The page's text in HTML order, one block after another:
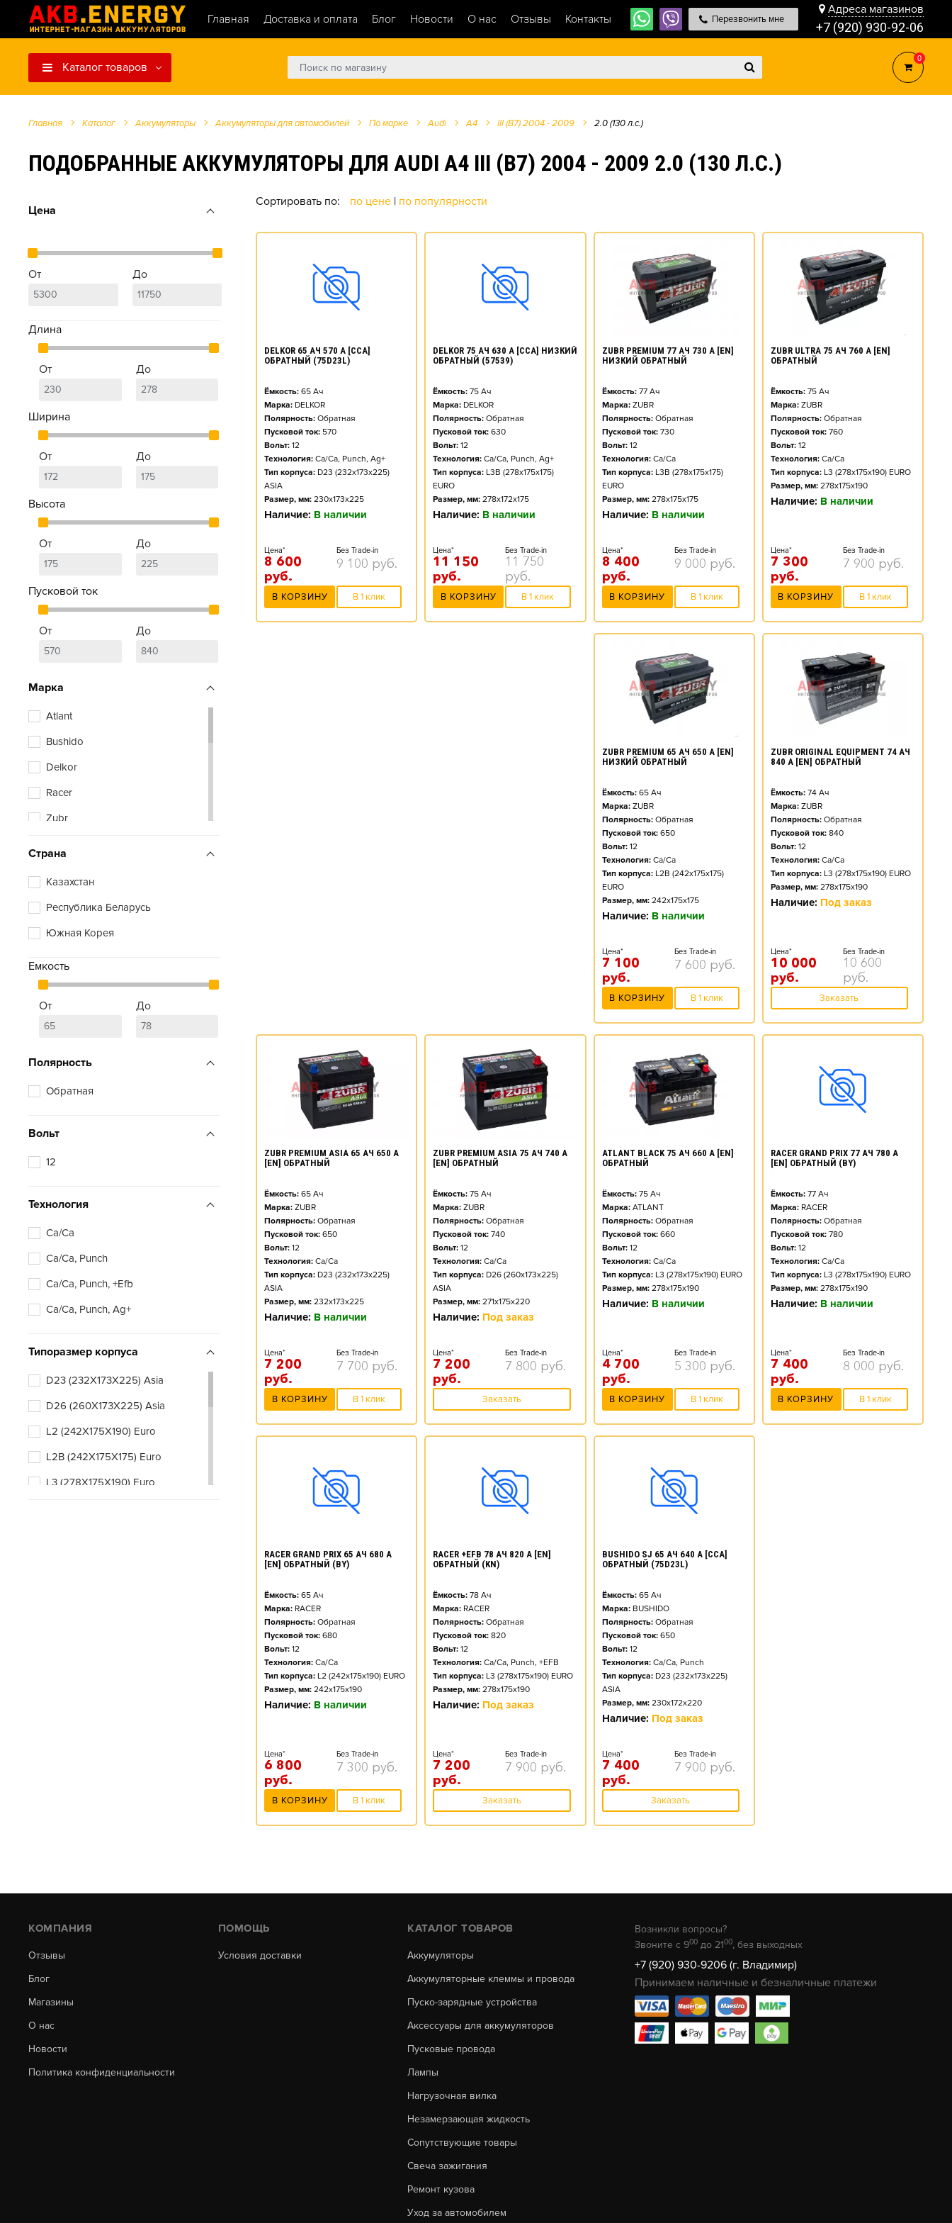
Главная Доставка и оплата Блог Новости О нас Отзывы Контакты Перезвонить мне
Адреса магазинов
+7 (920) 930-92-06
Каталог товаров
0
Главная Каталог Аккумуляторы Аккумуляторы для автомобилей По марке Audi A4 III (B7) 2004 - 2009 2.0 (130 л.с.)
ПОДОБРАННЫЕ АККУМУЛЯТОРЫ ДЛЯ AUDI A4 III (B7) 2004 - 2009 2.0 (130 Л.С.)
Цена
От До
Длина
От До
Ширина
От До
Высота
От До
Пусковой ток
От До
Марка
Atlant
Bushido
Delkor
Racer
Zubr
Страна
Казахстан
Республика Беларусь
Южная Корея
Емкость
От До
Полярность
Обратная
Вольт
12
Технология
Ca/Ca
Ca/Ca, Punch
Ca/Ca, Punch, +Efb
Ca/Ca, Punch, Ag+
Типоразмер корпуса
D23 (232X173X225) Asia
D26 (260X173X225) Asia
L2 (242X175X190) Euro
L2B (242X175X175) Euro
L3 (278X175X190) Euro
Сортировать по: по цене | по популярности
DELKOR 65 АЧ 570 А [CCA]
ОБРАТНЫЙ (75D23L)
Ёмкость: 65 Ач
Марка: DELKOR
Полярность: Обратная
Пусковой ток: 570
Вольт: 12
Технология: Ca/Ca, Punch, Ag+
Тип корпуса: D23 (232x173x225)
ASIA
Размер, мм: 230x173x225
Наличие: В наличии
Цена*
8 600
руб.
Без Trade-in
9 100 руб.
В КОРЗИНУ В 1 клик
DELKOR 75 АЧ 630 А [CCA] НИЗКИЙ
ОБРАТНЫЙ (57539)
Ёмкость: 75 Ач
Марка: DELKOR
Полярность: Обратная
Пусковой ток: 630
Вольт: 12
Технология: Ca/Ca, Punch, Ag+
Тип корпуса: L3B (278x175x175)
EURO
Размер, мм: 278x172x175
Наличие: В наличии
Цена*
11 150
руб.
Без Trade-in
11 750
руб.
В КОРЗИНУ В 1 клик
ZUBR PREMIUM 77 АЧ 730 А [EN]
НИЗКИЙ ОБРАТНЫЙ
Ёмкость: 77Ач
Марка: ZUBR
Полярность: Обратная
Пусковой ток: 730
Вольт: 12
Технология: Ca/Ca
Тип корпуса: L3B (278x175x175)
EURO
Размер, мм: 278x175x175
Наличие: В наличии
Цена*
8 400
руб.
Без Trade-in
9 000 руб.
В КОРЗИНУ В 1 клик
ZUBR ULTRA 75 АЧ 760 А [EN]
ОБРАТНЫЙ
Ёмкость: 75Ач
Марка: ZUBR
Полярность: Обратная
Пусковой ток: 760
Вольт: 12
Технология: Ca/Ca
Тип корпуса: L3 (278x175x190) EURO
Размер, мм: 278x175x190
Наличие: В наличии
Цена*
7 300
руб.
Без Trade-in
7 900 руб.
В КОРЗИНУ В 1 клик
ZUBR PREMIUM 65 АЧ 650 А [EN]
НИЗКИЙ ОБРАТНЫЙ
Ёмкость: 65Ач
Марка: ZUBR
Полярность: Обратная
Пусковой ток: 650
Вольт: 12
Технология: Ca/Ca
Тип корпуса: L2B (242x175x175)
EURO
Размер, мм: 242x175x175
Наличие: В наличии
Цена*
7 100
руб.
Без Trade-in
7 600 руб.
В КОРЗИНУ В 1 клик
ZUBR ORIGINAL EQUIPMENT 74 АЧ
840 А [EN] ОБРАТНЫЙ
Ёмкость: 74Ач
Марка: ZUBR
Полярность: Обратная
Пусковой ток: 840
Вольт: 12
Технология: Ca/Ca
Тип корпуса: L3 (278x175x190) EURO
Размер, мм: 278x175x190
Наличие: Под заказ
Цена*
10 000
руб.
Без Trade-in
10 600
руб.
Заказать
ZUBR PREMIUM ASIA 65 АЧ 650 А
[EN] ОБРАТНЫЙ
Ёмкость: 65 Ач
Марка: ZUBR
Полярность: Обратная
Пусковой ток: 650
Вольт: 12
Технология: Ca/Ca
Тип корпуса: D23 (232x173x225)
ASIA
Размер, мм: 232x173x225
Наличие: В наличии
Цена*
7 200
руб.
Без Trade-in
7 700 руб.
В КОРЗИНУ В 1 клик
ZUBR PREMIUM ASIA 75 АЧ 740 А
[EN] ОБРАТНЫЙ
Ёмкость: 75 Ач
Марка: ZUBR
Полярность: Обратная
Пусковой ток: 740
Вольт: 12
Технология: Ca/Ca
Тип корпуса: D26 (260x173x225)
ASIA
Размер, мм: 271x175x220
Наличие: Под заказ
Цена*
7 200
руб.
Без Trade-in
7 800 руб.
Заказать
ATLANT BLACK 75 АЧ 660 А [EN]
ОБРАТНЫЙ
Ёмкость: 75Ач
Марка: ATLANT
Полярность: Обратная
Пусковой ток: 660
Вольт: 12
Технология: Ca/Ca
Тип корпуса: L3 (278x175x190) EURO
Размер, мм: 278x175x190
Наличие: В наличии
Цена*
4 700
руб.
Без Trade-in
5 300 руб.
В КОРЗИНУ В 1 клик
RACER GRAND PRIX 77 АЧ 780 А
[EN] ОБРАТНЫЙ (BY)
Ёмкость: 77Ач
Марка: RACER
Полярность: Обратная
Пусковой ток: 780
Вольт: 12
Технология: Ca/Ca
Тип корпуса: L3 (278x175x190) EURO
Размер, мм: 278x175x190
Наличие: В наличии
Цена*
7 400
руб.
Без Trade-in
8 000 руб.
В КОРЗИНУ В 1 клик
RACER GRAND PRIX 65 АЧ 680 А
[EN] ОБРАТНЫЙ (BY)
Ёмкость: 65 Ач
Марка: RACER
Полярность: Обратная
Пусковой ток: 680
Вольт: 12
Технология: Ca/Ca
Тип корпуса: L2 (242x175x190) EURO
Размер, мм: 242x175x190
Наличие: В наличии
Цена*
6 800
руб.
Без Trade-in
7 300 руб.
В КОРЗИНУ В 1 клик
RACER +EFB 78 АЧ 820 А [EN]
ОБРАТНЫЙ (KN)
Ёмкость: 78 Ач
Марка: RACER
Полярность: Обратная
Пусковой ток: 820
Вольт: 12
Технология: Ca/Ca, Punch, +EFB
Тип корпуса: L3 (278x175x190) EURO
Размер, мм: 278x175x190
Наличие: Под заказ
Цена*
7 200
руб.
Без Trade-in
7 900 руб.
Заказать
BUSHIDO SJ 65 АЧ 640 А [CCA]
ОБРАТНЫЙ (75D23L)
Ёмкость: 65Ач
Марка: BUSHIDO
Полярность: Обратная
Пусковой ток: 650
Вольт: 12
Технология: Ca/Ca, Punch
Тип корпуса: D23 (232x173x225)
ASIA
Размер, мм: 230x172x220
Наличие: Под заказ
Цена*
7 400
руб.
Без Trade-in
7 900 руб.
Заказать
КОМПАНИЯ
Отзывы
Блог
Магазины
О нас
Новости
Политика конфиденциальности
ПОМОЩЬ
Условия доставки
КАТАЛОГ ТОВАРОВ
Аккумуляторы
Аккумуляторные клеммы и провода
Пуско-зарядные устройства
Аксессуары для аккумуляторов
Пусковые провода
Лампы
Нагрузочная вилка
Незамерзающая жидкость
Сопутствующие товары
Свеча зажигания
Ремонт кузова
Уход за автомобилем
Возникли вопросы?
Звоните с 900 до 2100, без выходных
+7 (920) 930-9206 (г. Владимир)
Принимаем наличные и безналичные платежи